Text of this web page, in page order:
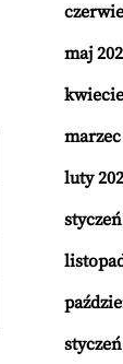
maj
marzec
luty